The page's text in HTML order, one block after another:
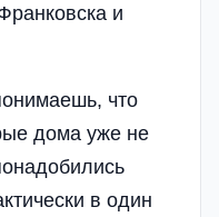
и
что
дома уже не
в один